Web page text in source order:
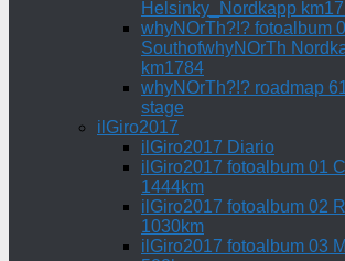
Helsinky_Nordkapp
whyNOrTh?!? fotoalbum
SouthofwhyNOrTh
km1784
whyNOrTh?!? roadmap
stage
ilGiro2017
ilGiro2017 Diario
ilGiro2017 fotoalbum 01
1444km
ilGiro2017 fotoalbum 02
1030km
ilGiro2017 fotoalbum 03